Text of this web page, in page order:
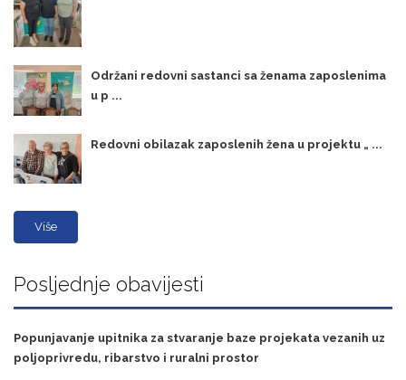
Održani redovni sastanci sa ženama zaposlenima
u p ...
Redovni obilazak zaposlenih žena u projektu „ ...
Više
Posljednje obavijesti
Popunjavanje upitnika za stvaranje baze projekata vezanih uz
poljoprivredu, ribarstvo i ruralni prostor